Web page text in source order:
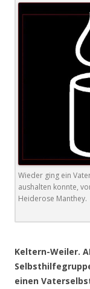
Wieder ging ein
aushalten konnte,
Heiderose Manthey.
Keltern-Weiler.
einen